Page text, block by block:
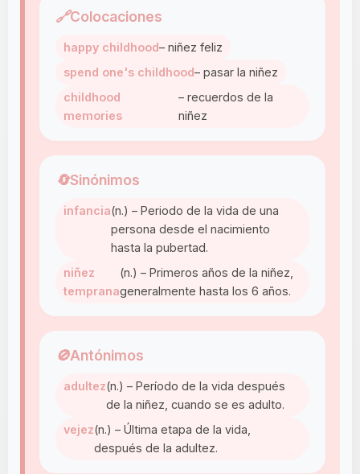
🔗Colocaciones
happy childhood– niñez feliz
spend one's childhood– pasar la niñez
childhood
memories
– recuerdos de la
niñez
🔄Sinónimos
infancia(n.) – Periodo de la vida de una
persona desde el nacimiento
hasta la pubertad.
niñez
temprana
(n.) – Primeros años de la niñez,
generalmente hasta los 6 años.
🚫Antónimos
adultez(n.) – Período de la vida después
de la niñez, cuando se es adulto.
vejez(n.) – Última etapa de la vida,
después de la adultez.